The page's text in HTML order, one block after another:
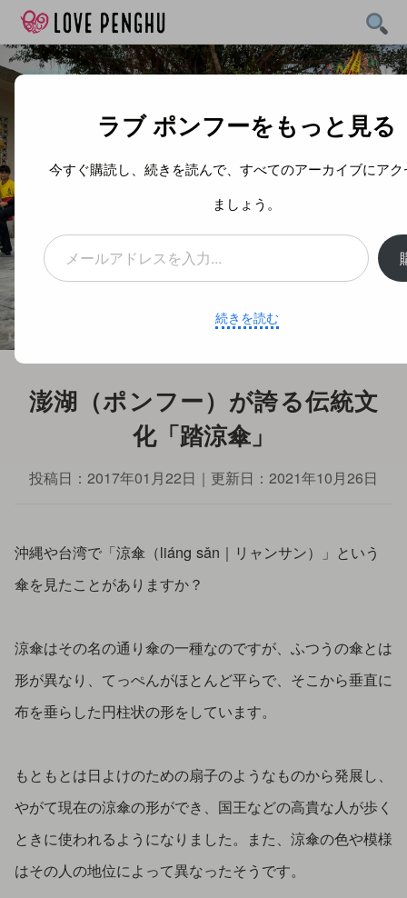
Skip
content
澎湖（ポンフー）が誇る伝統文
化「踏涼傘」
投稿日： 2017年01月22日 ｜更新日： 2021年10月26日
沖縄や台湾で「涼傘（liáng sǎn｜リャンサン）」という
傘を見たことがありますか？
涼傘はその名の通り傘の一種なのですが、ふつうの傘とは
形が異なり、てっぺんがほとんど平らで、そこから垂直に
布を垂らした円柱状の形をしています。
もともとは日よけのための扇子のようなものから発展し、
やがて現在の涼傘の形ができ、国王などの高貴な人が歩く
ときに使われるようになりました。また、涼傘の色や模様
はその人の地位によって異なったそうです。
ラブ ポンフーをもっと見る
今すぐ購読し、続きを読んで、すべてのアーカイブにア
ましょう。
メールアドレスを入力...
続きを読む